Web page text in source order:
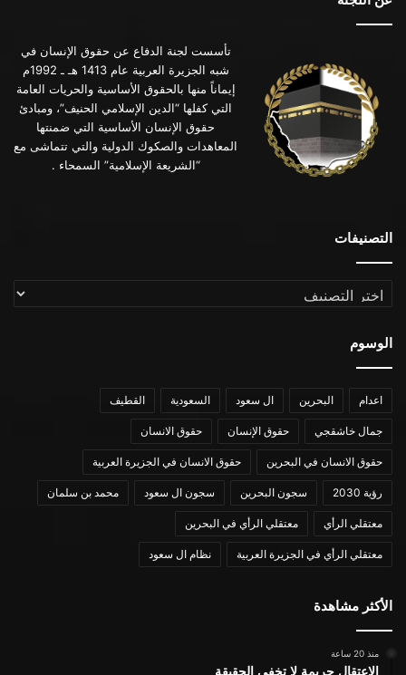
تأسست لجنة الدفاع عن حقوق الإنسان في
شبه الجزيرة العربية عام 1413 هـ ـ 1992م
إيماناً منها بالحقوق الأساسية والحريات العامة
التي كفلها “الدين الإسلامي الحنيف”، ومبادئ
حقوق الإنسان الأساسية التي ضمنتها
المعاهدات والصكوك الدولية والتي تتماشى مع
“الشريعة الإسلامية” السمحاء .
التصنيفات
التصنيفات
الوسوم
اعدام البحرين ال سعود السعودية القطيف
جمال خاشقجي حقوق الإنسان حقوق الانسان
حقوق الانسان في البحرين حقوق الانسان في الجزيرة العربية
رؤية 2030 سجون البحرين سجون ال سعود محمد بن سلمان
معتقلي الرأي معتقلي الرأي في البحرين
معتقلي الرأي في الجزيرة العربية نظام ال سعود
الأكثر مشاهدة
منذ 20 ساعة
الاعتقال جريمة لا تخفي الحقيقة